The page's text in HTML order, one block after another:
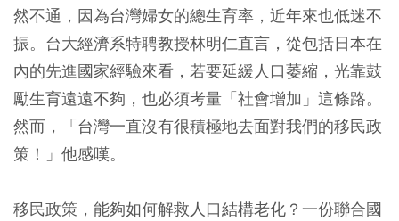
然不通，因為台灣婦女的總生育率，近年來也低迷不
振。台大經濟系特聘教授林明仁直言，從包括日本在
內的先進國家經驗來看，若要延緩人口萎縮，光靠鼓
勵生育遠遠不夠，也必須考量「社會增加」這條路。
然而，「台灣一直沒有很積極地去面對我們的移民政
策！」他感嘆。
移民政策，能夠如何解救人口結構老化？一份聯合國